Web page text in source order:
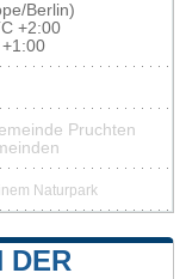
Berlin)
+2:00
Pruchten
Naturpark
DER